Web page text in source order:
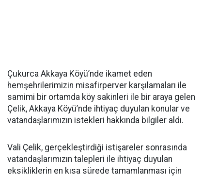
Çukurca Akkaya Köyü’nde ikamet eden
hemşehrilerimizin misafirperver karşılamaları ile
samimi bir ortamda köy sakinleri ile bir araya gelen
Çelik, Akkaya Köyü’nde ihtiyaç duyulan konular ve
vatandaşlarımızın istekleri hakkında bilgiler aldı.
Vali Çelik, gerçekleştirdiği istişareler sonrasında
vatandaşlarımızın talepleri ile ihtiyaç duyulan
eksikliklerin en kısa sürede tamamlanması için